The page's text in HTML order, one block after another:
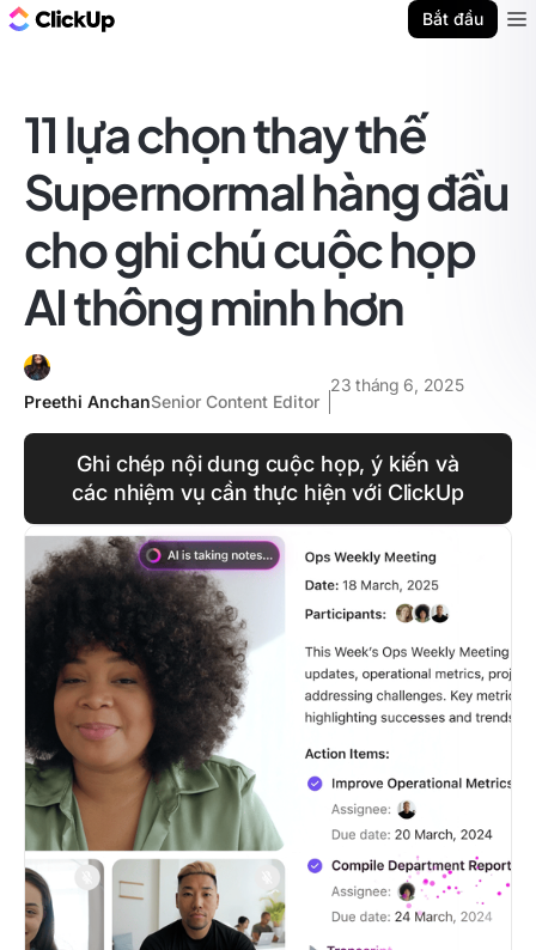
Bắt đầu
11 lựa chọn thay thế
Supernormal hàng đầu
cho ghi chú cuộc họp
AI thông minh hơn
Preethi AnchanSenior Content Editor
23 tháng 6, 2025
Ghi chép nội dung cuộc họp, ý kiến và
các nhiệm vụ cần thực hiện với ClickUp